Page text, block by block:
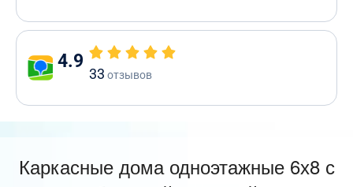
4.9
33 отзывов
Каркасные дома одноэтажные 6х8 с